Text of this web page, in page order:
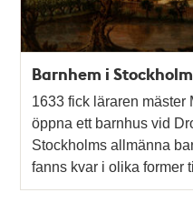
Barnhem i Stockholm
1633 fick läraren mäster
öppna ett barnhus vid
Stockholms allmänna
fanns kvar i olika former